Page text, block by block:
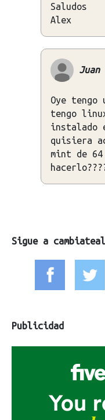
Saludos
Alex
Oye
tengo
instalado
quisiera
mint de
Sigue a
Publicidad